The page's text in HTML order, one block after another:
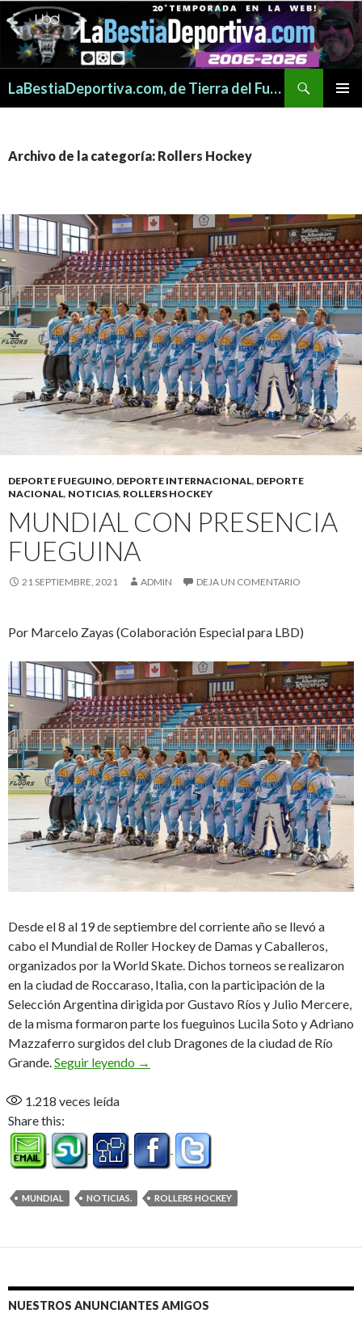
LaBestiaDeportiva.com, de Tierra del Fuego para todo el mundo
Archivo de la categoría: Rollers Hockey
DEPORTE FUEGUINO, DEPORTE INTERNACIONAL, DEPORTE
NACIONAL, NOTICIAS, ROLLERS HOCKEY
MUNDIAL CON PRESENCIA
FUEGUINA
21 SEPTIEMBRE, 2021 ADMIN DEJA UN COMENTARIO
Por Marcelo Zayas (Colaboración Especial para LBD)
Desde el 8 al 19 de septiembre del corriente año se llevó a
cabo el Mundial de Roller Hockey de Damas y Caballeros,
organizados por la World Skate. Dichos torneos se realizaron
en la ciudad de Roccaraso, Italia, con la participación de la
Selección Argentina dirigida por Gustavo Ríos y Julio Mercere,
de la misma formaron parte los fueguinos Lucila Soto y Adriano
Mazzaferro surgidos del club Dragones de la ciudad de Río
Grande.Seguir leyendo Mundial con presencia fueguina
→
1.218 veces leída
Share this:
MUNDIAL NOTICIAS. ROLLERS HOCKEY
NUESTROS ANUNCIANTES AMIGOS